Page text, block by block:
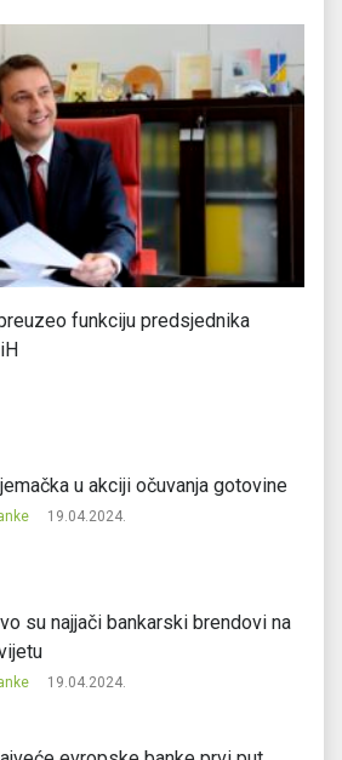
funkciju predsjednika
u akciji očuvanja gotovine
19.04.2024.
su najjači bankarski brendovi na
19.04.2024.